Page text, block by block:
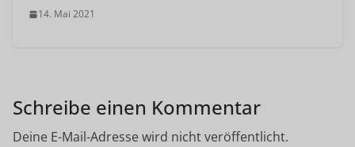
14. Mai 2021
Schreibe einen Kommentar
Deine E-Mail-Adresse wird nicht veröffentlicht.